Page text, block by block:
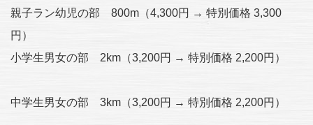
親子ラン幼児の部 800m（4,300円 → 特別価格 3,300
円）
小学生男女の部 2km（3,200円 → 特別価格 2,200円）
中学生男女の部 3km（3,200円 → 特別価格 2,200円）